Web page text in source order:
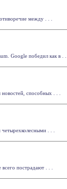
между . . .
Google победил как в . . .
способных . . .
. . .
пострадают . . .